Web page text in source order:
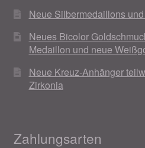
Neue Silbermedaillons
Neues Bicolor
Medaillon und neue
Neue Kreuz-Anhänger
Zirkonia
Zahlungsarten